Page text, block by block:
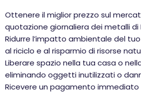
Ottenere il miglior prezzo sul
quotazione giornaliera dei metalli di
Ridurre l’impatto ambientale del
al riciclo e al risparmio di risorse
Liberare spazio nella tua casa o
eliminando oggetti inutilizzati o
Ricevere un pagamento